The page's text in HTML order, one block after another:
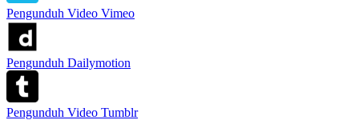
Pengunduh Video Vimeo
Pengunduh Dailymotion
Pengunduh Video Tumblr